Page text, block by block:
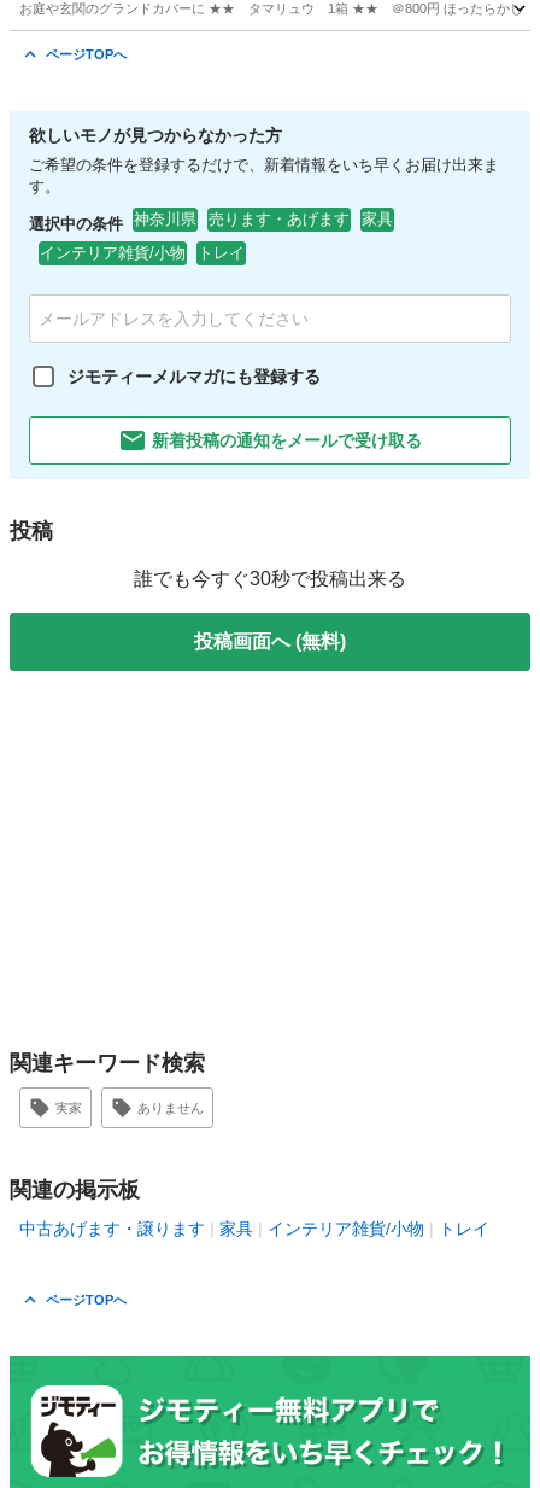
お庭や玄関のグランドカバーに ★★ タマリュウ 1箱 ★★ ＠800円 ほったらかしの手
ページTOPへ
欲しいモノが見つからなかった方
ご希望の条件を登録するだけで、新着情報をいち早くお届け出来ま
す。
選択中の条件 神奈川県 売ります・あげます
家具
インテリア雑貨/小物
トレイ
ジモティーメルマガにも登録する
新着投稿の通知をメールで受け取る
投稿
誰でも今すぐ30秒で投稿出来る
投稿画面へ (無料)
関連キーワード検索
実家 ありません
関連の掲示板
中古あげます・譲ります 家具 インテリア雑貨/小物 トレイ
ページTOPへ